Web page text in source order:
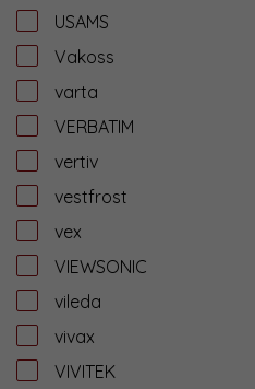
USAMS
Vakoss
varta
VERBATIM
vertiv
vestfrost
vex
VIEWSONIC
vileda
vivax
VIVITEK